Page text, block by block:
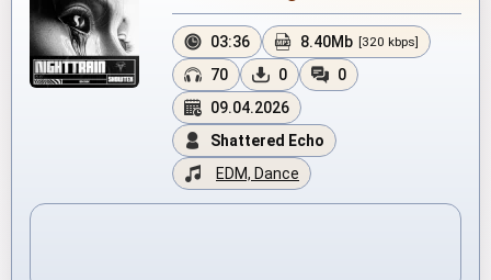
03:36 8.40Mb [320 kbps]
70 0
0
09.04.2026
Shattered Echo
EDM, Dance